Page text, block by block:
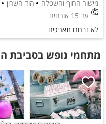
מישור החוף והשפלה הוד השרון
עד 15 אורחים
לא נבחרו תאריכים
מתחמי נופש בסביבת